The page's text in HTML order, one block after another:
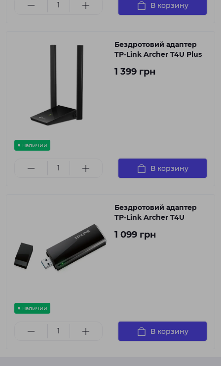
В корзину
в наличии
Бездротовий адаптер
TP-Link Archer T4U Plus
1 399 грн
В корзину
в наличии
Бездротовий адаптер
TP-Link Archer T4U
1 099 грн
В корзину